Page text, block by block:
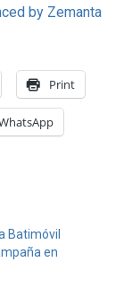
Print
Batimóvil
en